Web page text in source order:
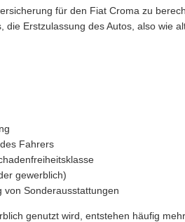
für den Fiat Croma zu
die Erstzulassung des Autos, also wie
Fahrers
gewerblich)
von Sonderausstattungen
genutzt wird, entstehen häufig